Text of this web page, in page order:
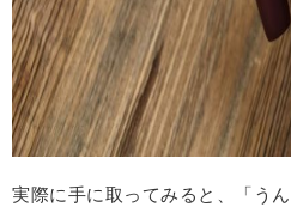
実際に手に取ってみると、「うん